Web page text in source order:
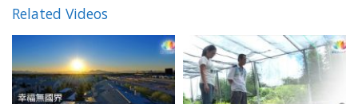
Related Videos